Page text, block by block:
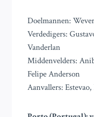
Doelmannen:
Verdedigers:
Vanderlan
Middenvelders:
Felipe Anderson
Aanvallers: